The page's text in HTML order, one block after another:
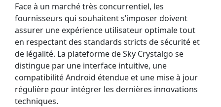
Face à un marché très concurrentiel, les
fournisseurs qui souhaitent s’imposer doivent
assurer une expérience utilisateur optimale tout
en respectant des standards stricts de sécurité et
de légalité. La plateforme de Sky Crystalgo se
distingue par une interface intuitive, une
compatibilité Android étendue et une mise à jour
régulière pour intégrer les dernières innovations
techniques.